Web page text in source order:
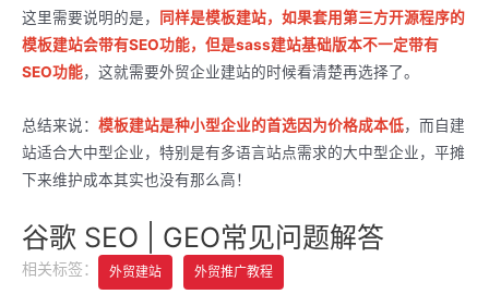
这里需要说明的是，
同样是模板建站，如果套用第三方开源程序的
模板建站会带有SEO功能，但是sass建站基础版本不一定带有
SEO功能，这就需要外贸企业建站的时候看清楚再选择了。
总结来说： 模板建站是种小型企业的首选因为价格成本低，而自建
站适合大中型企业，特别是有多语言站点需求的大中型企业，平摊
下来维护成本其实也没有那么高！
谷歌 SEO | GEO常见问题解答
相关标签： 外贸建站 外贸推广教程